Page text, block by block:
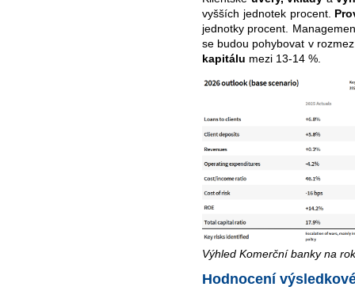
vyšších jednotek procent.
jednotky procent.
se budou pohybovat v
kapitálu mezi 13-14 %.
Výhled Komerční banky na
Hodnocení